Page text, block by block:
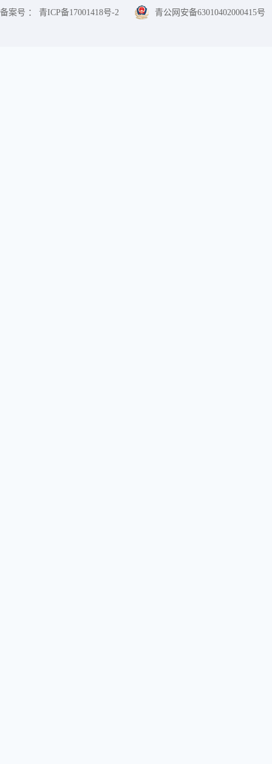
备案号 ： 青ICP备17001418号-2 青公网安备63010402000415号